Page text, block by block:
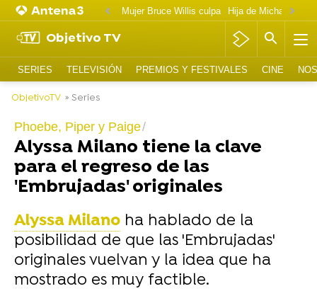
Mujer Bruce Willis culpa
Objetivo TV
SERIES TELEVISIÓN PREMIOS Y FESTIVALES CINE
ObjetivoTV » Series
Phoebe, Piper y Paige
Alyssa Milano tiene la clave
para el regreso de las
'Embrujadas' originales
Alyssa Milano ha hablado de la
posibilidad de que las 'Embrujadas'
originales vuelvan y la idea que ha
mostrado es muy factible.